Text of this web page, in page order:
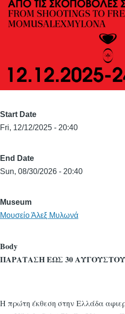
Start Date
Fri, 12/12/2025 - 20:40
End Date
Sun, 08/30/2026 - 20:40
Museum
Μουσείο Άλεξ Μυλωνά
Body
ΠΑΡΑΤΑΣΗ ΕΩΣ 30 ΑΥΓΟΥΣΤΟΥ
Η πρώτη έκθεση στην Ελλάδα